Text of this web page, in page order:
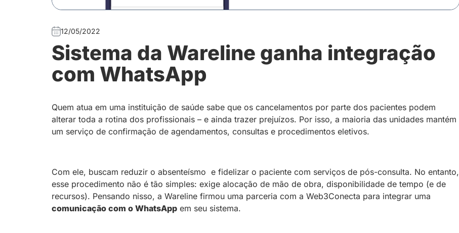
12/05/2022
Sistema da Wareline ganha integração
com WhatsApp
Quem atua em uma instituição de saúde sabe que os cancelamentos por parte dos pacientes podem
alterar toda a rotina dos profissionais – e ainda trazer prejuízos. Por isso, a maioria das unidades mantém
um serviço de confirmação de agendamentos, consultas e procedimentos eletivos.
Com ele, buscam reduzir o absenteísmo e fidelizar o paciente com serviços de pós-consulta. No entanto,
esse procedimento não é tão simples: exige alocação de mão de obra, disponibilidade de tempo (e de
recursos). Pensando nisso, a Wareline firmou uma parceria com a Web3Conecta para integrar uma
comunicação com o WhatsApp em seu sistema.